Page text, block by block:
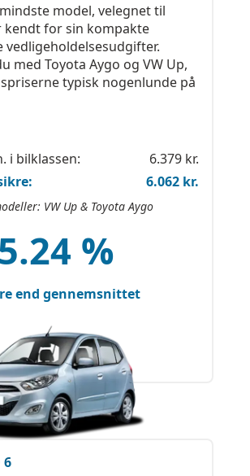
model, velegnet til
kendt for sin kompakte
vedligeholdelsesudgifter.
med Toyota Aygo og VW Up,
typisk nogenlunde på
i bilklassen:
6.379 kr.
6.062 kr.
VW Up & Toyota Aygo
%
end gennemsnittet
(el)
6